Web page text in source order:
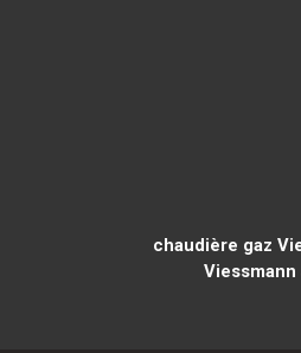
chaudière gaz
Viessmann